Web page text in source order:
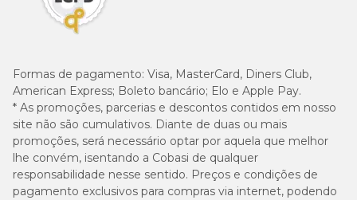
Formas de pagamento: Visa, MasterCard, Diners Club,
American Express; Boleto bancário; Elo e Apple Pay.
* As promoções, parcerias e descontos contidos em nosso
site não são cumulativos. Diante de duas ou mais
promoções, será necessário optar por aquela que melhor
lhe convém, isentando a Cobasi de qualquer
responsabilidade nesse sentido. Preços e condições de
pagamento exclusivos para compras via internet, podendo